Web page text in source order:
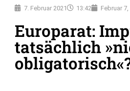
7. Februar 2021 13:42 Februar 7,
Europarat:
tatsächlich